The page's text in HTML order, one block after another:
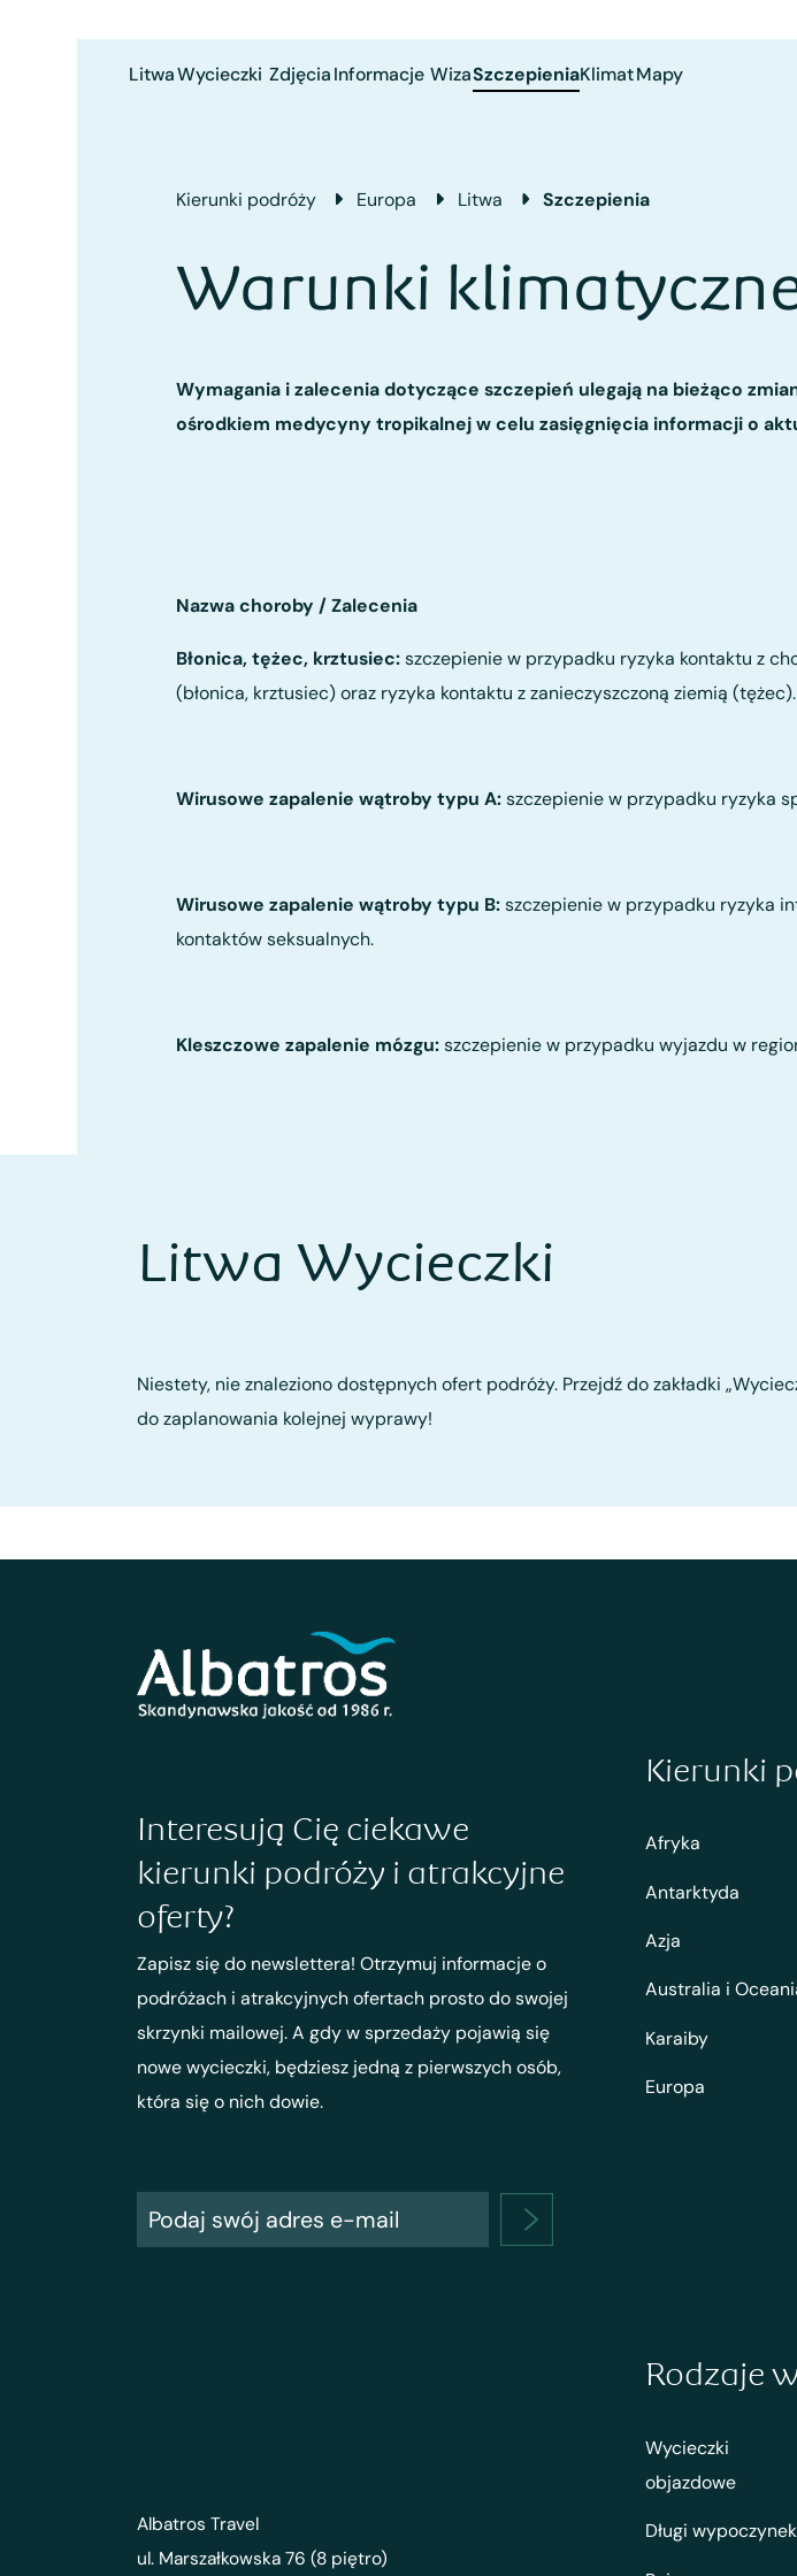
LitwaWycieczki ZdjęciaInformacje WizaSzczepieniaKlimatMapy
Kierunki podróży Europa Litwa Szczepienia
Warunki
Wymagania i zalecenia dotyczące szczepień ulegają na bieżąco
ośrodkiem medycyny tropikalnej w celu zasięgnięcia informacji o
Nazwa choroby / Zalecenia
Błonica, tężec, krztusiec:szczepienie w przypadku ryzyka kontaktu z
(błonica, krztusiec) oraz ryzyka kontaktu z zanieczyszczoną ziemią (tężec).
Wirusowe zapalenie wątroby typu A:szczepienie w przypadku ryzyka
Wirusowe zapalenie wątroby typu B:szczepienie w przypadku ryzyka
kontaktów seksualnych.
Kleszczowe zapalenie mózgu:szczepienie w przypadku wyjazdu w
Litwa Wycieczki
Niestety, nie znaleziono dostępnych ofert podróży. Przejdź do zakładki
do zaplanowania kolejnej wyprawy!
Interesują Cię ciekawe
kierunki podróży i atrakcyjne
oferty?
Zapisz się do newslettera! Otrzymuj informacje o
podróżach i atrakcyjnych ofertach prosto do swojej
skrzynki mailowej. A gdy w sprzedaży pojawią się
nowe wycieczki, będziesz jedną z pierwszych osób,
która się o nich dowie.
Kierunki
Afryka
Antarktyda
Azja
Australia i
Karaiby
Europa
Albatros Travel
ul. Marszałkowska 76 (8 piętro)
Rodzaje
Wycieczki
objazdowe
Długi wypoczynek